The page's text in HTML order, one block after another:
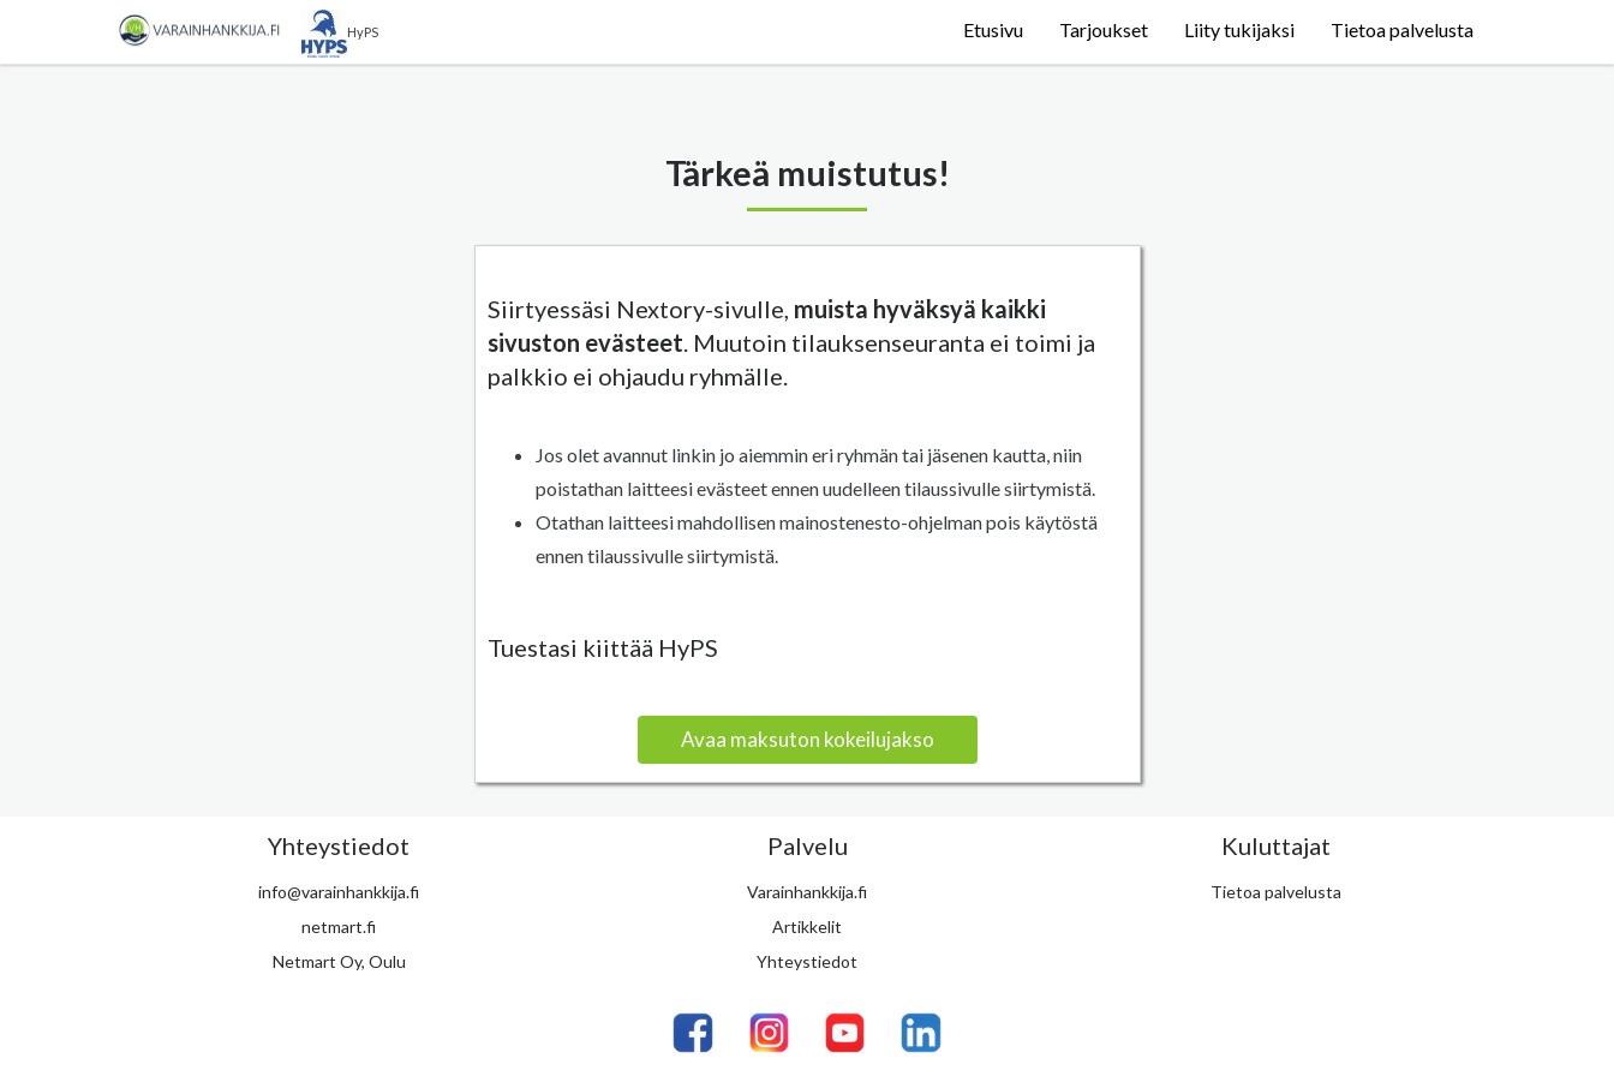
HyPS Etusivu Tarjoukset Liity tukijaksi Tietoa palvelusta
Tärkeä muistutus!
Siirtyessäsi Nextory-sivulle, muista hyväksyä kaikki
sivuston evästeet . Muutoin tilauksenseuranta ei toimi ja
palkkio ei ohjaudu ryhmälle.
Jos olet avannut linkin jo aiemmin eri ryhmän tai jäsenen kautta, niin
poistathan laitteesi evästeet ennen uudelleen tilaussivulle siirtymistä.
Otathan laitteesi mahdollisen mainostenesto-ohjelman pois käytöstä
ennen tilaussivulle siirtymistä.
Tuestasi kiittää HyPS
Avaa maksuton kokeilujakso
Yhteystiedot
info@varainhankkija.fi
netmart.fi
Netmart Oy, Oulu
Palvelu
Varainhankkija.fi
Artikkelit
Yhteystiedot
Kuluttajat
Tietoa palvelusta